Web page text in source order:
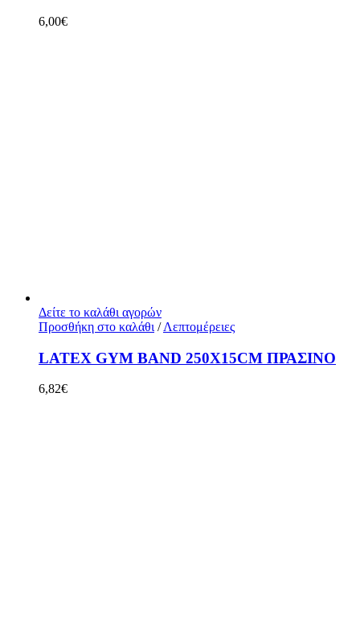
6,00€
Δείτε το καλάθι αγορών
Προσθήκη στο καλάθι / Λεπτομέρειες
LATEX GYM BAND 250X15CM ΠΡΑΣΙΝΟ
6,82€